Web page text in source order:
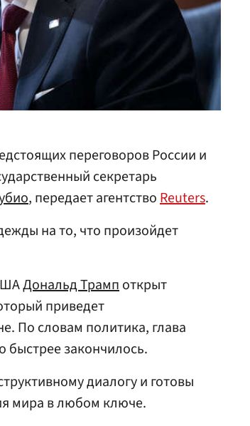
переговоров России и
секретарь
, передает агентствоReuters.
на то, что произойдет
Дональд Трампоткрыт
приведет
По словам политика, глава
быстрее закончилось.
диалогу и готовы
мира в любом ключе.